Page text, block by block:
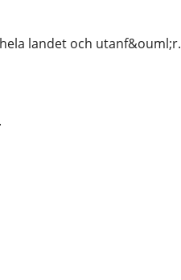
landet och utanf&ouml;r.